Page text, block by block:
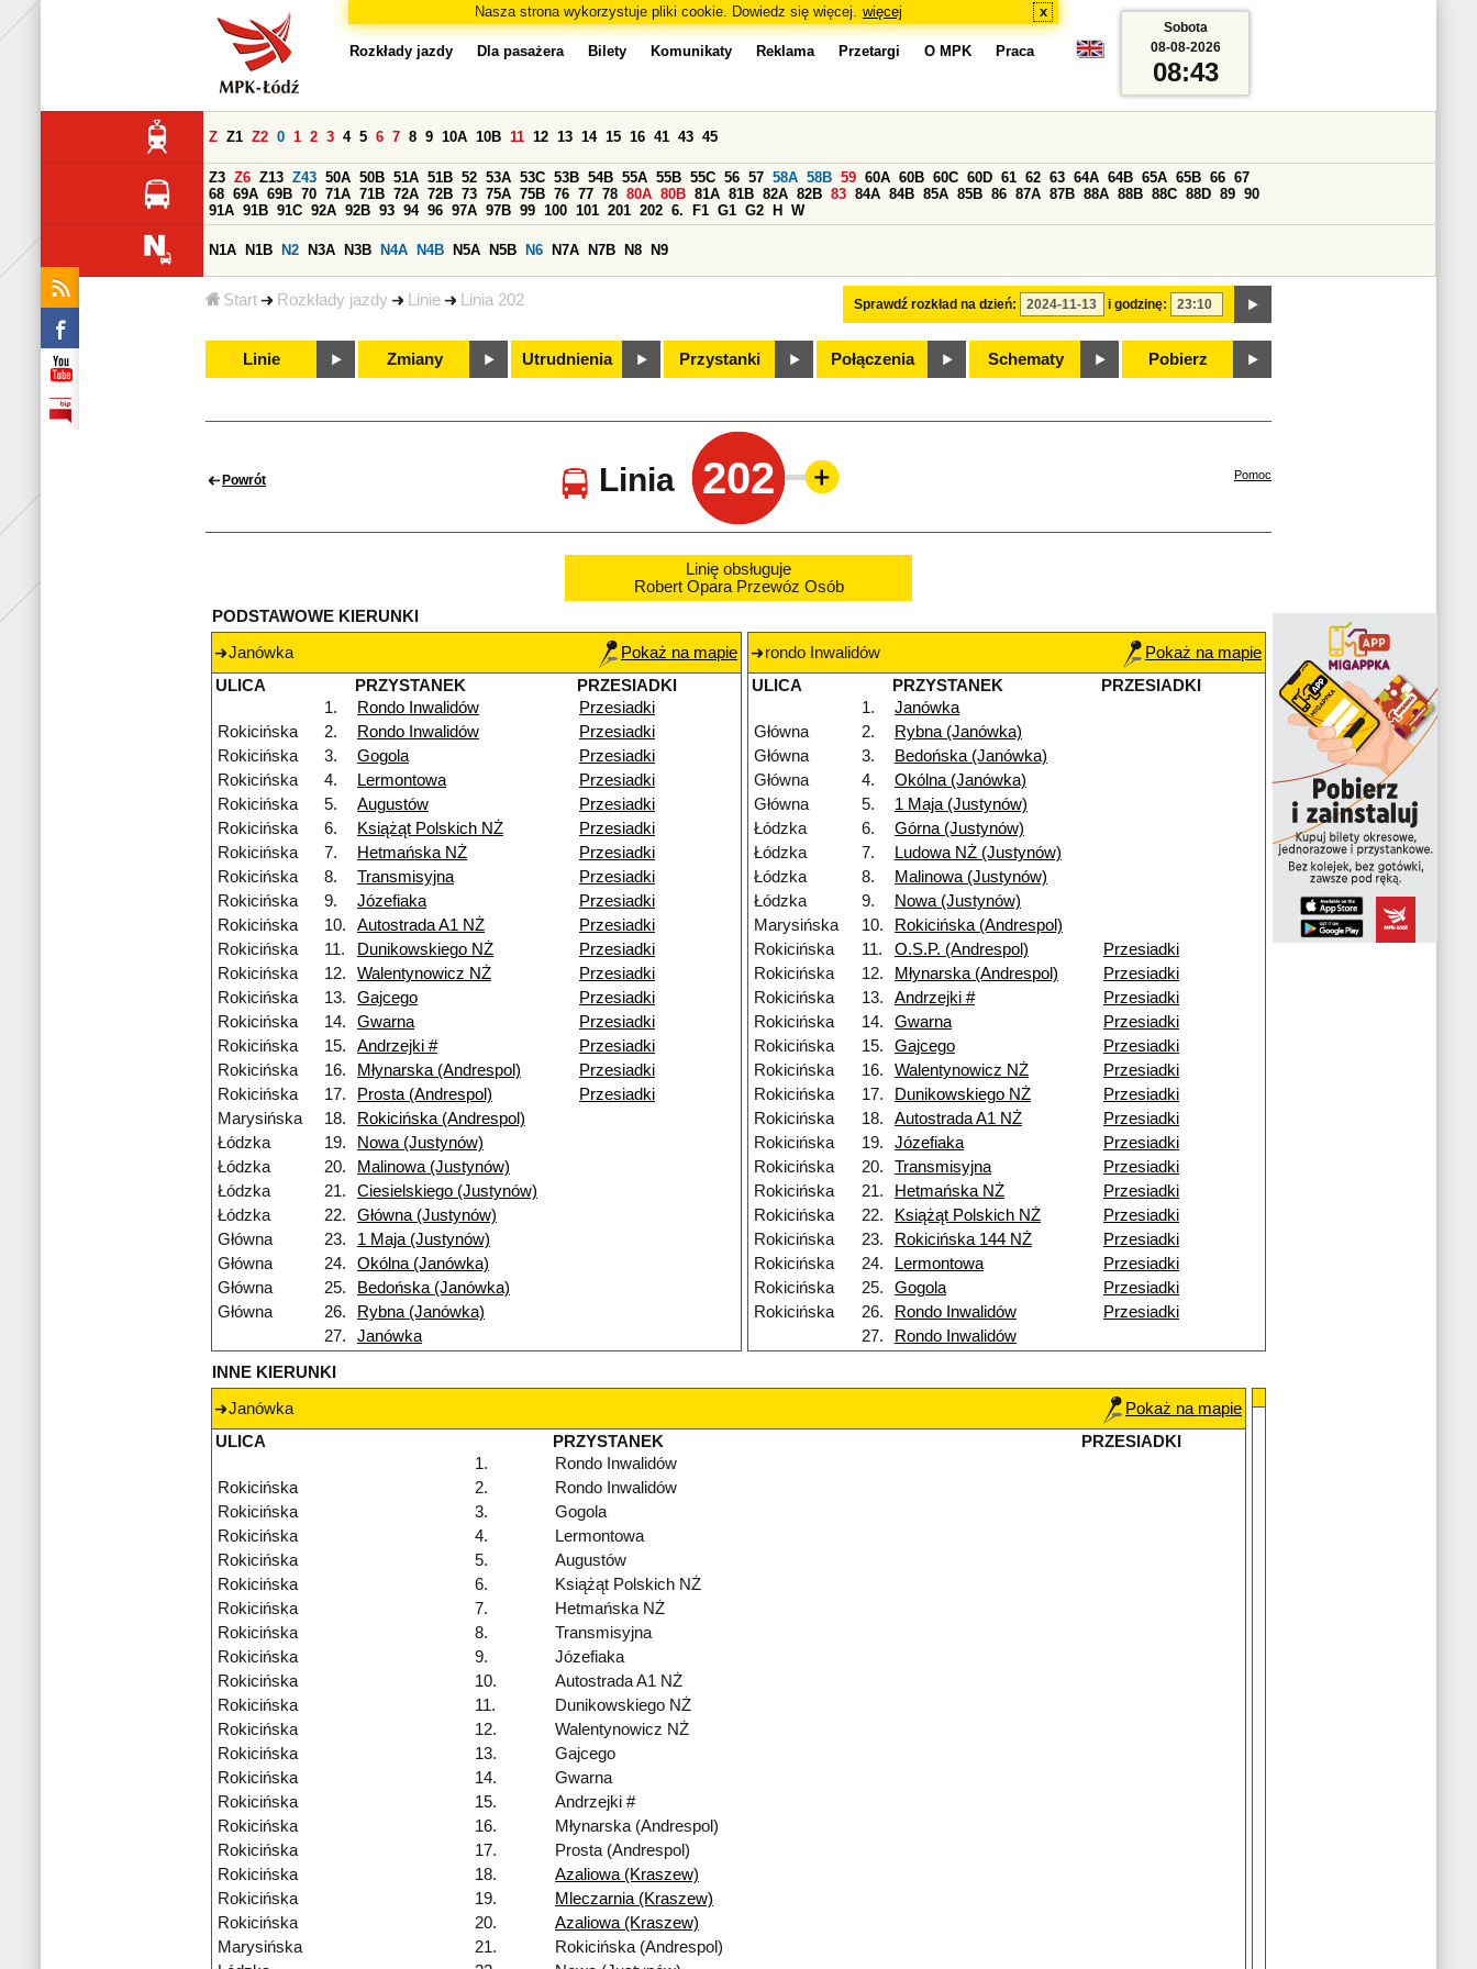
Nasza strona wykorzystuje pliki cookie. Dowiedz się więcej. więcej x
Start Rozkłady jazdy Linie Linia 202
Rozkłady jazdy Dla pasażera Bilety Komunikaty Reklama Przetargi O MPK Praca
Sprawdź rozkład na dzień: i godzinę:
Z Z1 Z2 0 1 2 3 4 5 6 7 8 9 10A 10B 11 12 13 14 15 16 41 43 45
Z3 Z6 Z13 Z43 50A 50B 51A 51B 52 53A 53C 53B 54B 55A 55B 55C 56 57 58A 58B 59 60A 60B 60C 60D 61 62 63 64A 64B 65A 65B 66 67
68 69A 69B 70 71A 71B 72A 72B 73 75A 75B 76 77 78 80A 80B 81A 81B 82A 82B 83 84A 84B 85A 85B 86 87A 87B 88A 88B 88C 88D 89 90
91A 91B 91C 92A 92B 93 94 96 97A 97B 99 100 101 201 202 6. F1 G1 G2 H W
N1A N1B N2 N3A N3B N4A N4B N5A N5B N6 N7A N7B N8 N9
Linie Zmiany Utrudnienia Przystanki Połączenia Schematy Pobierz
Sobota
08-08-2026
08:43
Powrót Linia 202 Pomoc
Linię obsługuje
Robert Opara Przewóz Osób
PODSTAWOWE KIERUNKI
Janówka
Pokaż na mapie
ULICA
PRZYSTANEK
PRZESIADKI
1.
Rondo Inwalidów
Przesiadki
Rokicińska
2. Rondo Inwalidów
Przesiadki
Rokicińska
3. Gogola
Przesiadki
Rokicińska
4. Lermontowa
Przesiadki
Rokicińska
5. Augustów
Przesiadki
Rokicińska
6. Książąt Polskich NŻ
Przesiadki
Rokicińska
7. Hetmańska NŻ
Przesiadki
Rokicińska
8. Transmisyjna
Przesiadki
Rokicińska
9. Józefiaka
Przesiadki
Rokicińska
10. Autostrada A1 NŻ
Przesiadki
Rokicińska
11. Dunikowskiego NŻ
Przesiadki
Rokicińska
12. Walentynowicz NŻ
Przesiadki
Rokicińska
13. Gajcego
Przesiadki
Rokicińska
14. Gwarna
Przesiadki
Rokicińska
15. Andrzejki #
Przesiadki
Rokicińska
16. Młynarska (Andrespol)
Przesiadki
Rokicińska
17. Prosta (Andrespol)
Przesiadki
Marysińska
18.
Rokicińska (Andrespol)
Łódzka
19.
Nowa (Justynów)
Łódzka
20.
Malinowa (Justynów)
Łódzka
21.
Ciesielskiego (Justynów)
Łódzka
22.
Główna (Justynów)
Główna
23.
1 Maja (Justynów)
Główna
24.
Okólna (Janówka)
Główna
25.
Bedońska (Janówka)
Główna
26.
Rybna (Janówka)
27.
Janówka
rondo Inwalidów
Pokaż na mapie
ULICA
PRZYSTANEK
PRZESIADKI
1.
Janówka
Główna
2.
Rybna (Janówka)
Główna
3.
Bedońska (Janówka)
Główna
4.
Okólna (Janówka)
Główna
5.
1 Maja (Justynów)
Łódzka
6.
Górna (Justynów)
Łódzka
7.
Ludowa NŻ (Justynów)
Łódzka
8.
Malinowa (Justynów)
Łódzka
9.
Nowa (Justynów)
Marysińska
10.
Rokicińska (Andrespol)
Rokicińska
11. O.S.P. (Andrespol)
Przesiadki
Rokicińska
12. Młynarska (Andrespol)
Przesiadki
Rokicińska
13. Andrzejki #
Przesiadki
Rokicińska
14. Gwarna
Przesiadki
Rokicińska
15. Gajcego
Przesiadki
Rokicińska
16. Walentynowicz NŻ
Przesiadki
Rokicińska
17. Dunikowskiego NŻ
Przesiadki
Rokicińska
18. Autostrada A1 NŻ
Przesiadki
Rokicińska
19. Józefiaka
Przesiadki
Rokicińska
20. Transmisyjna
Przesiadki
Rokicińska
21. Hetmańska NŻ
Przesiadki
Rokicińska
22. Książąt Polskich NŻ
Przesiadki
Rokicińska
23. Rokicińska 144 NŻ
Przesiadki
Rokicińska
24. Lermontowa
Przesiadki
Rokicińska
25. Gogola
Przesiadki
Rokicińska
26. Rondo Inwalidów
Przesiadki
27.
Rondo Inwalidów
INNE KIERUNKI
Janówka
Pokaż na mapie
ULICA
PRZYSTANEK
PRZESIADKI
1.
Rondo Inwalidów
Rokicińska
2.
Rondo Inwalidów
Rokicińska
3.
Gogola
Rokicińska
4.
Lermontowa
Rokicińska
5.
Augustów
Rokicińska
6.
Książąt Polskich NŻ
Rokicińska
7.
Hetmańska NŻ
Rokicińska
8.
Transmisyjna
Rokicińska
9.
Józefiaka
Rokicińska
10.
Autostrada A1 NŻ
Rokicińska
11.
Dunikowskiego NŻ
Rokicińska
12.
Walentynowicz NŻ
Rokicińska
13.
Gajcego
Rokicińska
14.
Gwarna
Rokicińska
15.
Andrzejki #
Rokicińska
16.
Młynarska (Andrespol)
Rokicińska
17.
Prosta (Andrespol)
Rokicińska
18.
Azaliowa (Kraszew)
Rokicińska
19.
Mleczarnia (Kraszew)
Rokicińska
20.
Azaliowa (Kraszew)
Marysińska
21.
Rokicińska (Andrespol)